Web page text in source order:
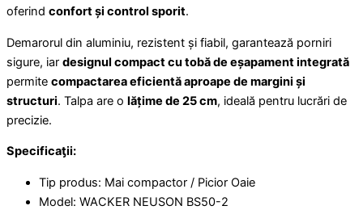
oferind confort și control sporit.
Demarorul din aluminiu, rezistent și fiabil, garantează porniri
sigure, iar designul compact cu tobă de eșapament integrată
permite compactarea eficientă aproape de margini și
structuri. Talpa are o lățime de 25 cm, ideală pentru lucrări de
precizie.
Specificaƫii:
Tip produs: Mai compactor / Picior Oaie
Model: WACKER NEUSON BS50-2